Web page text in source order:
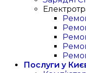
Послуги у